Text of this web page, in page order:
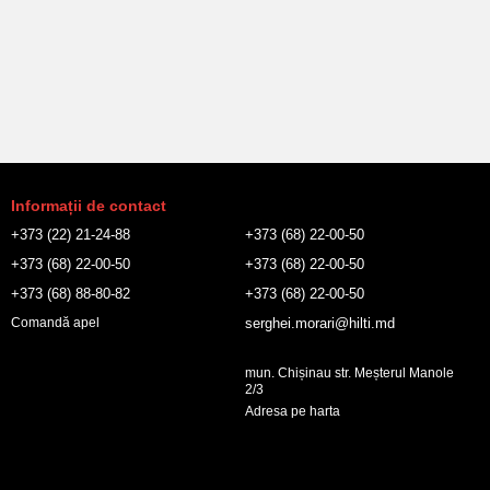
Informații de contact
+373 (22) 21-24-88
+373 (68) 22-00-50
+373 (68) 88-80-82
Comandă apel
+373 (68) 22-00-50
+373 (68) 22-00-50
+373 (68) 22-00-50
serghei.morari@hilti.md
mun. Chișinau str. Meșterul Manole
2/3
Adresa pe harta